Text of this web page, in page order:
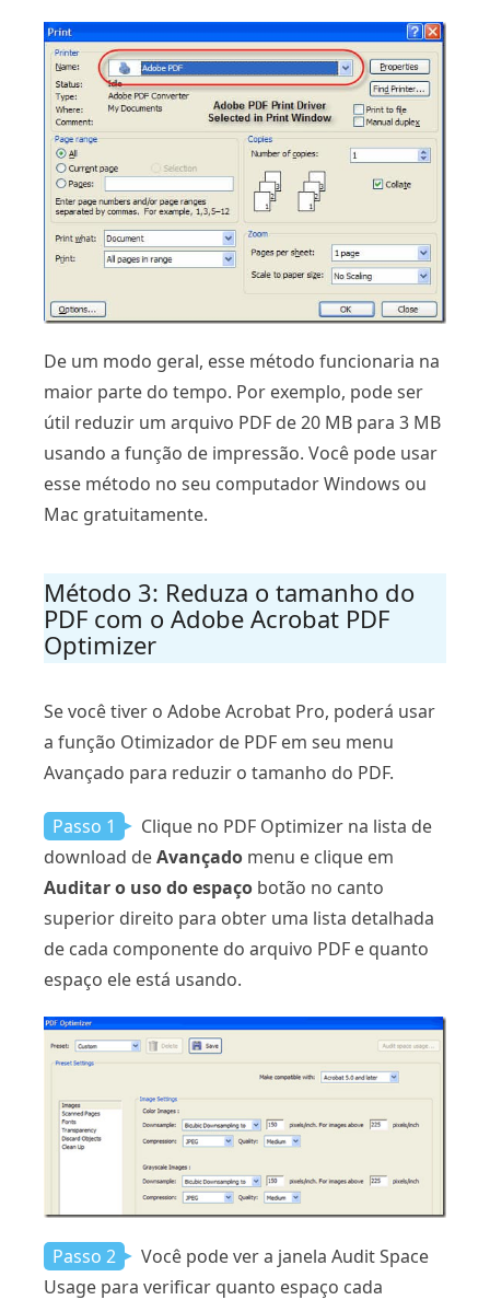
De um modo geral, esse método funcionaria na
maior parte do tempo. Por exemplo, pode ser
útil reduzir um arquivo PDF de 20 MB para 3 MB
usando a função de impressão. Você pode usar
esse método no seu computador Windows ou
Mac gratuitamente.
Método 3: Reduza o tamanho do
PDF com o Adobe Acrobat PDF
Optimizer
Se você tiver o Adobe Acrobat Pro, poderá usar
a função Otimizador de PDF em seu menu
Avançado para reduzir o tamanho do PDF.
Passo 1
Clique no PDF Optimizer na lista de
download deAvançado menu e clique em
Auditar o uso do espaço botão no canto
superior direito para obter uma lista detalhada
de cada componente do arquivo PDF e quanto
espaço ele está usando.
Passo 2
Você pode ver a janela Audit Space
Usage para verificar quanto espaço cada